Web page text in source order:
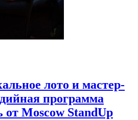
лото и мастер-
программа
Moscow StandUp